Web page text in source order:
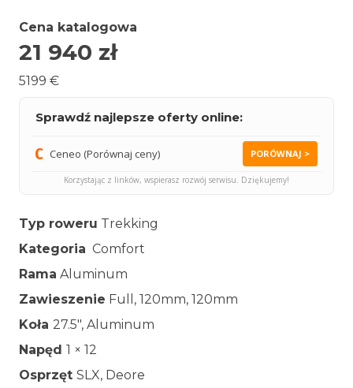
Cena katalogowa
21 940 zł
5199 €
Sprawdź najlepsze oferty online:
Ceneo (Porównaj ceny) PORÓWNAJ >
Korzystając z linków, wspierasz rozwój serwisu. Dziękujemy!
Typ roweru Trekking
Kategoria Comfort
Rama Aluminum
Zawieszenie Full, 120mm, 120mm
Koła 27.5″, Aluminum
Napęd 1 × 12
Osprzęt SLX, Deore